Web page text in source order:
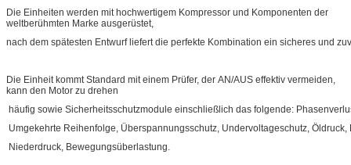
Die Einheiten werden mit hochwertigem Kompressor und Komponenten der
weltberühmten Marke ausgerüstet,
nach dem spätesten Entwurf liefert die perfekte Kombination ein sicheres und
Die Einheit kommt Standard mit einem Prüfer, der AN/AUS effektiv vermeiden,
kann den Motor zu drehen
häufig sowie Sicherheitsschutzmodule einschließlich das folgende:
Umgekehrte Reihenfolge, Überspannungsschutz, Undervoltageschutz, Öldruck,
Niederdruck, Bewegungsüberlastung.